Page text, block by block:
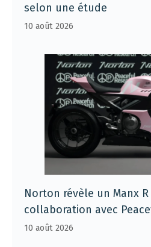
selon une étude
10 août 2026
Norton révèle un Manx
collaboration avec
10 août 2026